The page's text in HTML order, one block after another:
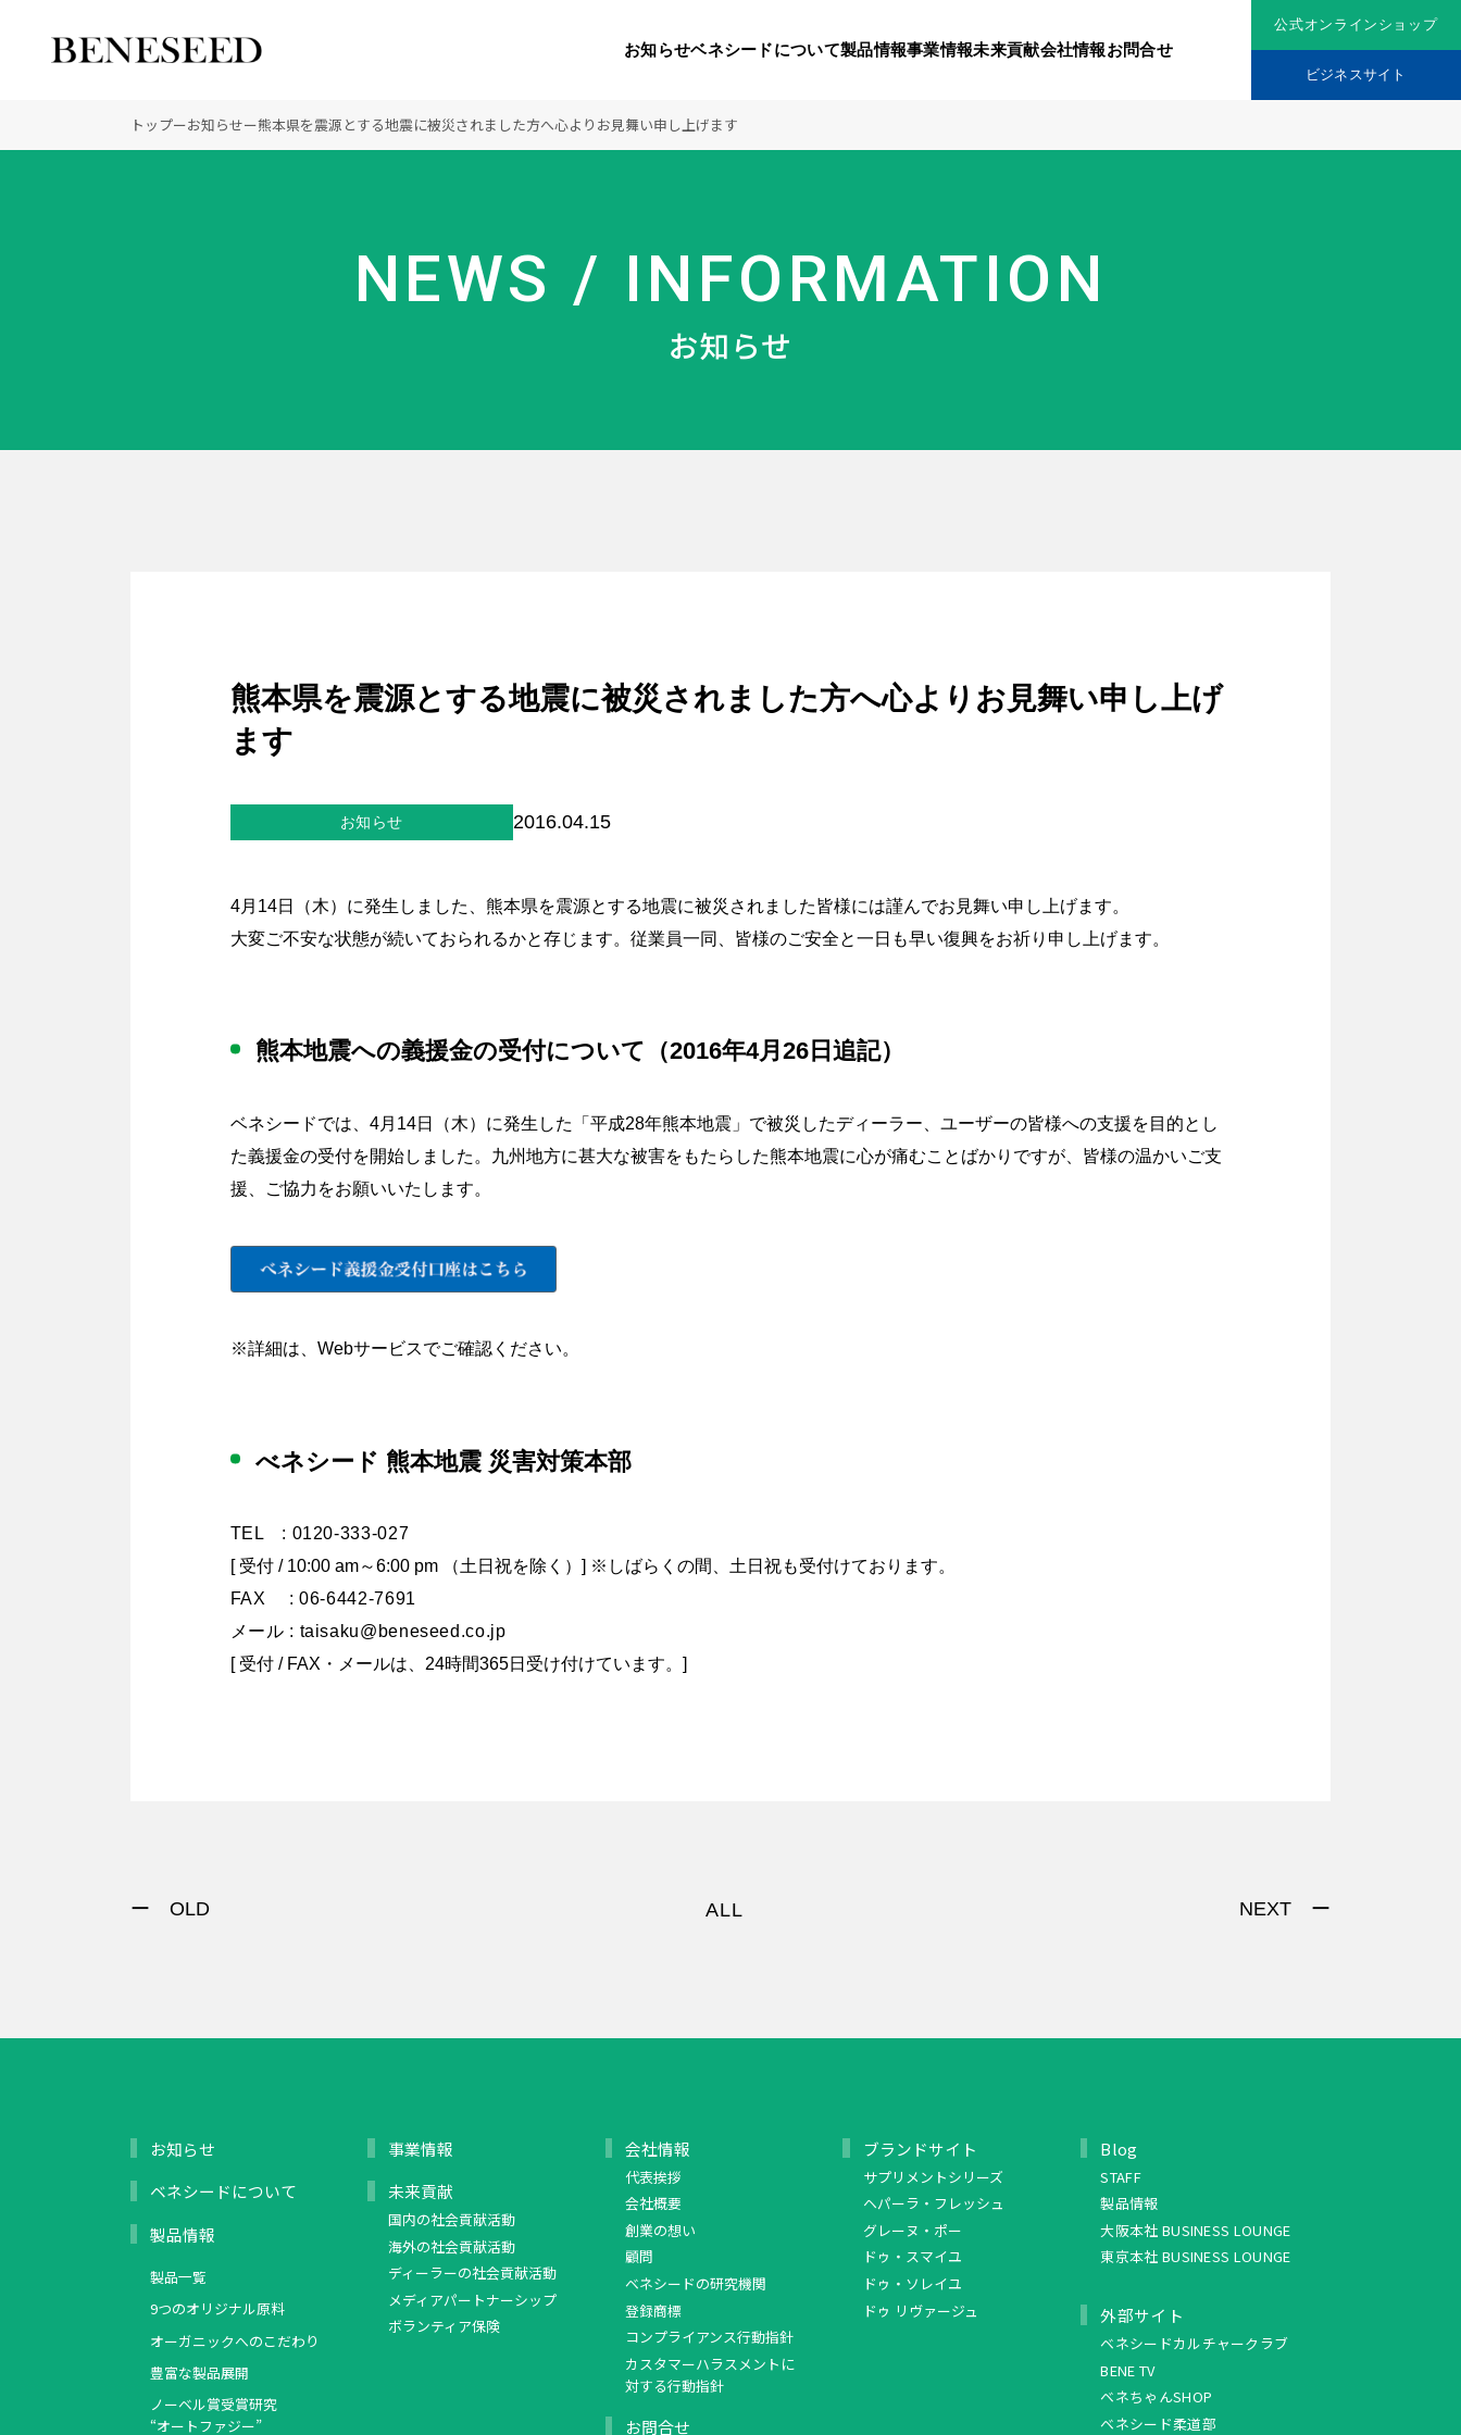
公式オンラインショップ
ビジネスサイト
お知らせ
ベネシードについて
事業情報
個人情報保護方針
個人情報の取り扱いについて
お知らせベネシードについて製品情報事業情報未来貢献会社情報お問合せ
公式オンラインショップ
ビジネスサイト
創業の想い 顧問 ベネシードの研究機関
コンプライアンス行動指針
ディーラーの社会貢献活動 メディアパートナーシップ ボランティア保険
オーガニックへのこだわり 製品のご購入について 豊富な製品を展開
トップーお知らせー熊本県を震源とする地震に被災されました方へ心よりお見舞い申し上げます
NEWS / INFORMATION
お知らせ
熊本県を震源とする地震に被災されました方へ心よりお見舞い申し上げ
ます
お知らせ 2016.04.15
4月14日（木）に発生しました、熊本県を震源とする地震に被災されました皆様には謹んでお見舞い申し上げます。
大変ご不安な状態が続いておられるかと存じます。従業員一同、皆様のご安全と一日も早い復興をお祈り申し上げます。
熊本地震への義援金の受付について（2016年4月26日追記）
ベネシードでは、4月14日（木）に発生した「平成28年熊本地震」で被災したディーラー、ユーザーの皆様への支援を目的とし
た義援金の受付を開始しました。九州地方に甚大な被害をもたらした熊本地震に心が痛むことばかりですが、皆様の温かいご支
援、ご協力をお願いいたします。
※詳細は、Webサービスでご確認ください。
べネシード 熊本地震 災害対策本部
TEL : 0120-333-027
[ 受付 / 10:00 am～6:00 pm （土日祝を除く）] ※しばらくの間、土日祝も受付けております。
FAX : 06-6442-7691
メール : taisaku@beneseed.co.jp
[ 受付 / FAX・メールは、24時間365日受け付けています。]
ー OLD ALL NEXT ー
お知らせ
ベネシードについて
製品情報
製品一覧
9つのオリジナル原料
オーガニックへのこだわり
豊富な製品展開
ノーベル賞受賞研究
“オートファジー”
事業情報
未来貢献
国内の社会貢献活動
海外の社会貢献活動
ディーラーの社会貢献活動
メディアパートナーシップ
ボランティア保険
会社情報
代表挨拶
会社概要
創業の想い
顧問
ベネシードの研究機関
登録商標
コンプライアンス行動指針
カスタマーハラスメントに
対する行動指針
お問合せ
ブランドサイト
サプリメントシリーズ
ヘパーラ・フレッシュ
グレーヌ・ポー
ドゥ・スマイユ
ドゥ・ソレイユ
ドゥ リヴァージュ
Blog
STAFF
製品情報
大阪本社 BUSINESS LOUNGE
東京本社 BUSINESS LOUNGE
外部サイト
ベネシードカルチャークラブ
BENE TV
ベネちゃんSHOP
ベネシード柔道部